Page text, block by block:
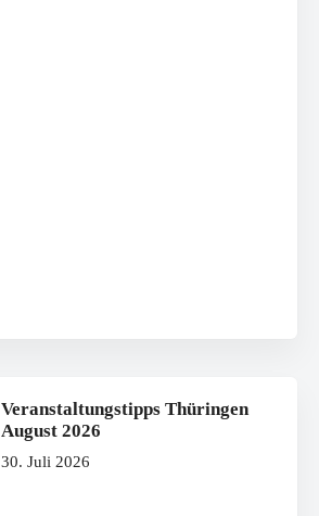
Veranstaltungstipps Thüringen
August 2026
30. Juli 2026